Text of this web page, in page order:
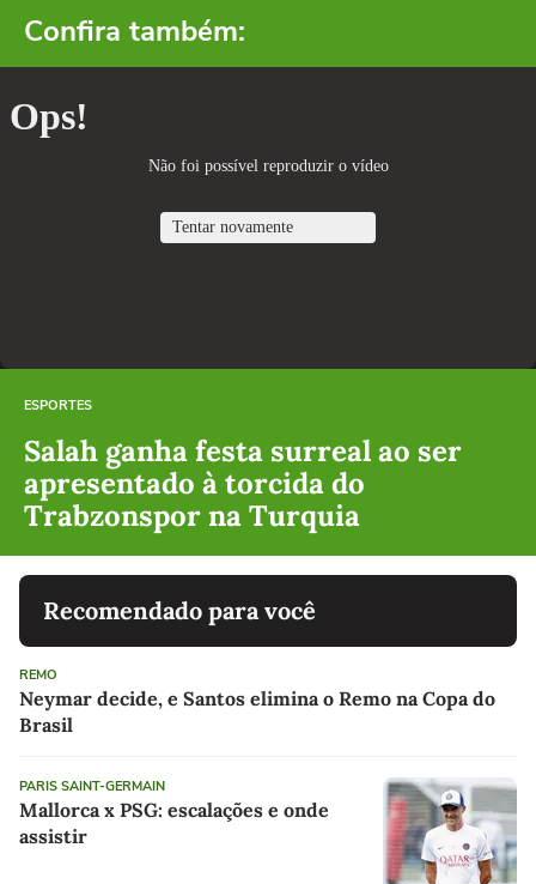
Confira também:
ESPORTES
Salah ganha festa surreal ao ser
apresentado à torcida do
Trabzonspor na Turquia
Recomendado para você
REMO
Neymar decide, e Santos elimina o Remo na Copa do
Brasil
PARIS SAINT-GERMAIN
Mallorca x PSG: escalações e onde
assistir